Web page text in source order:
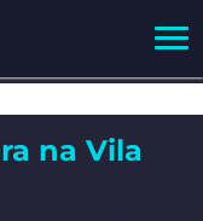
na Vila